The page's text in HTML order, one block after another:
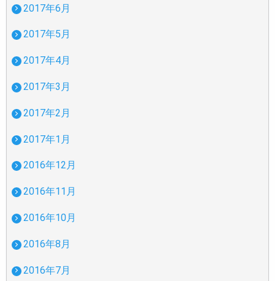
2017年6月
2017年5月
2017年4月
2017年3月
2017年2月
2017年1月
2016年12月
2016年11月
2016年10月
2016年8月
2016年7月